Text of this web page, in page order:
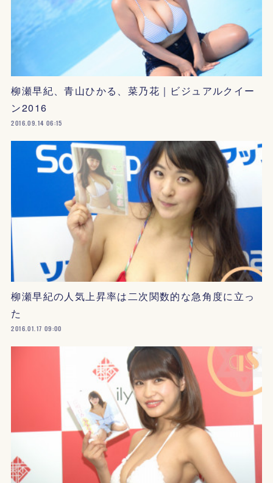
柳瀬早紀、青山ひかる、菜乃花｜ビジュアルクイー
ン2016
2016.09.14 06:15
柳瀬早紀の人気上昇率は二次関数的な急角度に立っ
た
2016.01.17 09:00